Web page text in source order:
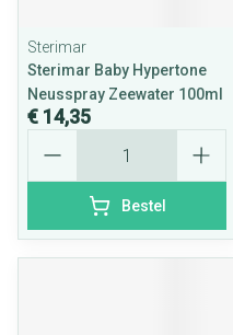
Sterimar
Sterimar Baby Hypertone
Neusspray Zeewater 100ml
€ 14,35
Bestel